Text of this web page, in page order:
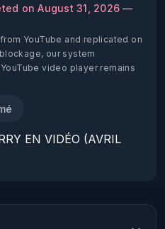
on August 31, 2026 —
YouTube and replicated on
our system
video player remains
EN VIDÉO (AVRIL